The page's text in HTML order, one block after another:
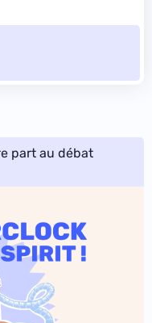
part au débat